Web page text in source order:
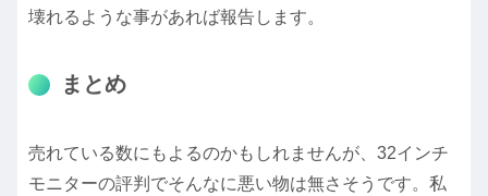
壊れるような事があれば報告します。
まとめ
売れている数にもよるのかもしれませんが、32インチ
モニターの評判でそんなに悪い物は無さそうです。私